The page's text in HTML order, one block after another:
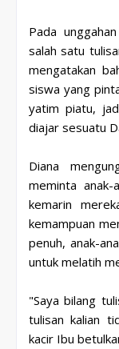
Pada
salah satu
mengatakan
siswa yang
yatim piatu,
diajar sesuatu
Diana
meminta anak-
kemarin
kemampuan
penuh, anak-
untuk melatih
"Saya bilang
tulisan kalian
kacir Ibu